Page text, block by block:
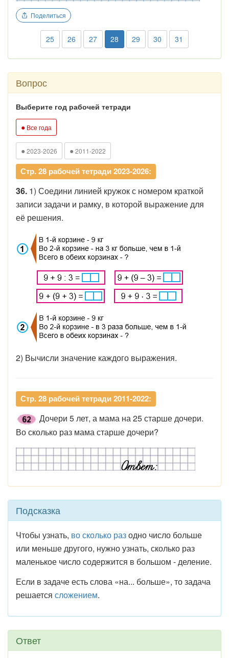
Поделиться
25 26 27 28 29 30 31
Вопрос
Выберите год рабочей тетради
● Все года
● 2023-2026 ● 2011-2022
Стр. 28 рабочей тетради 2023-2026:
36. 1) Соедини линией кружок с номером краткой
записи задачи и рамку, в которой выражение для
её решения.
2) Вычисли значение каждого выражения.
Стр. 28 рабочей тетради 2011-2022:
Дочери 5 лет, а мама на 25 старше дочери.
Во сколько раз мама старше дочери?
Подсказка
Чтобы узнать, во сколько разодно число больше
или меньше другого, нужно узнать, сколько раз
маленькое число содержится в большом - деление.
Если в задаче есть слова «на... больше», то задача
решается сложением.
Ответ